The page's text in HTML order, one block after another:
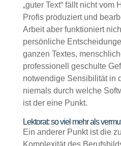
„guter Text“ fällt nicht vom
Profis produziert und
Arbeit aber funktioniert
persönliche
ganzen Textes,
professionell geschulte
notwendige Sensibilität in
niemals durch welche
ist der eine Punkt.
Lektorat: so viel mehr als
Ein anderer Punkt ist die
Komplexität des